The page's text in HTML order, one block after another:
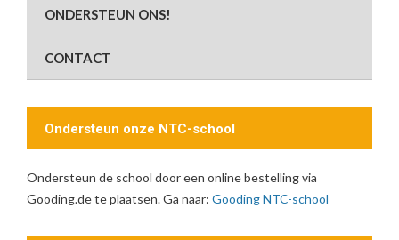
ONDERSTEUN ONS!
CONTACT
Ondersteun onze NTC-school
Ondersteun de school door een online bestelling via
Gooding.de te plaatsen. Ga naar: Gooding NTC-school